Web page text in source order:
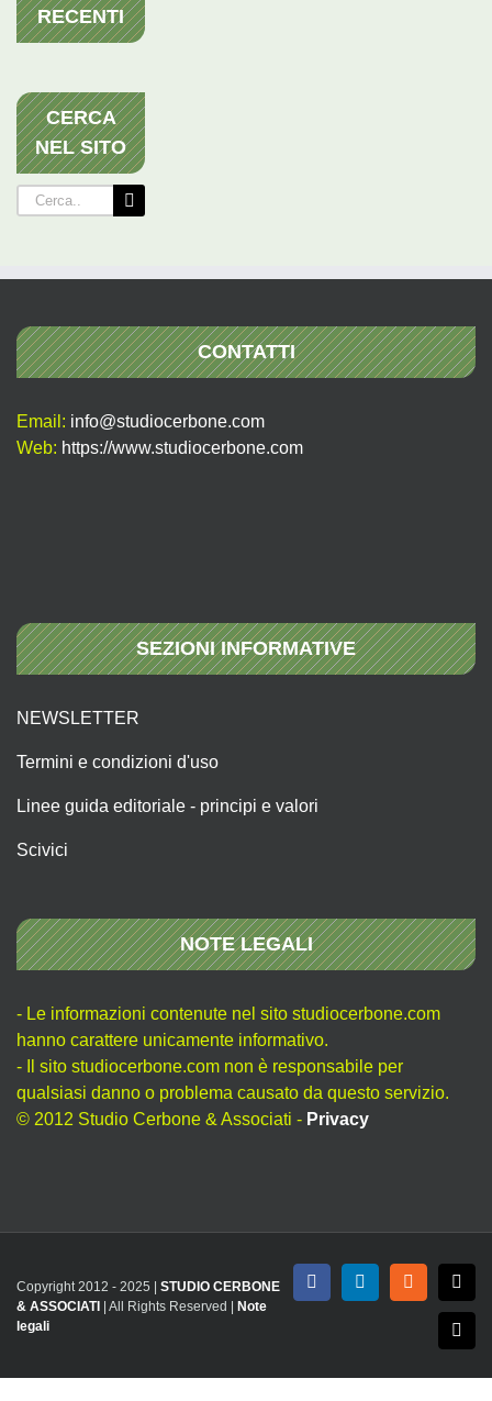
RECENTI
CERCA
NEL SITO
Cerca
per:
CONTATTI
Email: info@studiocerbone.com
Web: https://www.studiocerbone.com
SEZIONI INFORMATIVE
NEWSLETTER
Termini e condizioni d'uso
Linee guida editoriale - principi e valori
Scivici
NOTE LEGALI
- Le informazioni contenute nel sito studiocerbone.com
hanno carattere unicamente informativo.
- Il sito studiocerbone.com non è responsabile per
qualsiasi danno o problema causato da questo servizio.
© 2012 Studio Cerbone & Associati - Privacy
Copyright 2012 - 2025 | STUDIO CERBONE
& ASSOCIATI
| All Rights Reserved |
Note
legali
FacebookLinkedInRss X